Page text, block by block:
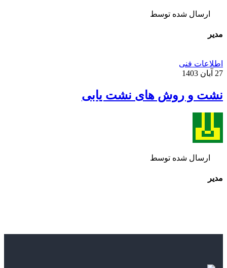
ارسال شده توسط
مدیر
اطلاعات فنی
27 آبان 1403
نشت و روش های نشت یابی
ارسال شده توسط
مدیر